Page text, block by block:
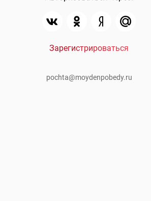
Зарегистрироваться
pochta@moydenpobedy.ru